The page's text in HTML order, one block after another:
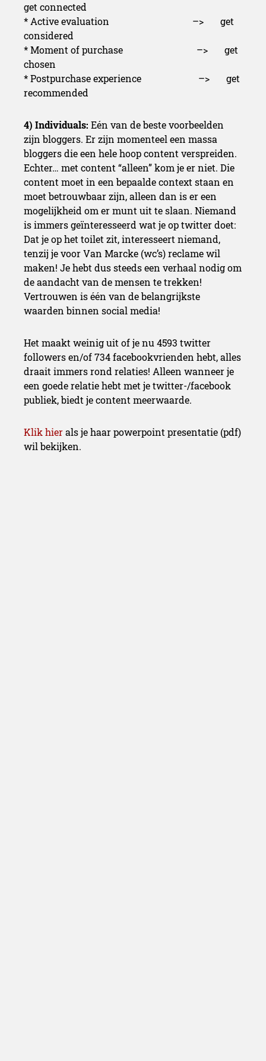
get connected
* Active evaluation –> get
considered
* Moment of purchase –> get
chosen
* Postpurchase experience –> get
recommended
4) Individuals: Eén van de beste voorbeelden
zijn bloggers. Er zijn momenteel een massa
bloggers die een hele hoop content verspreiden.
Echter… met content “alleen” kom je er niet. Die
content moet in een bepaalde context staan en
moet betrouwbaar zijn, alleen dan is er een
mogelijkheid om er munt uit te slaan. Niemand
is immers geïnteresseerd wat je op twitter doet:
Dat je op het toilet zit, interesseert niemand,
tenzij je voor Van Marcke (wc’s) reclame wil
maken! Je hebt dus steeds een verhaal nodig om
de aandacht van de mensen te trekken!
Vertrouwen is één van de belangrijkste
waarden binnen social media!
Het maakt weinig uit of je nu 4593 twitter
followers en/of734facebookvrienden hebt, alles
draait immers rond relaties! Alleen wanneer je
een goede relatie hebt met je twitter-/facebook
publiek, biedt je content meerwaarde.
Klik hierals je haar powerpoint presentatie (pdf)
wil bekijken.